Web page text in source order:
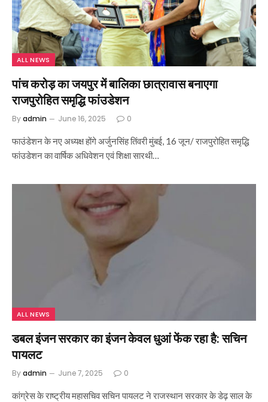
ALL NEWS
पांच करोड़ का जयपुर में बालिका छात्रावास बनाएगा
राजपुरोहित समृद्धि फांउडेशन
Byadmin June 16, 2025 0
फाउंडेशन के नए अध्यक्ष होंगे अर्जुनसिंह तिंवरी मुंबई, 16 जून/ राजपुरोहित समृद्धि
फांउडेशन का वार्षिक अधिवेशन एवं शिक्षा सारथी…
ALL NEWS
डबल इंजन सरकार का इंजन केवल धुआं फेंक रहा है: सचिन
पायलट
Byadmin June 7, 2025 0
कांग्रेस के राष्ट्रीय महासचिव सचिन पायलट ने राजस्थान सरकार के डेढ़ साल के